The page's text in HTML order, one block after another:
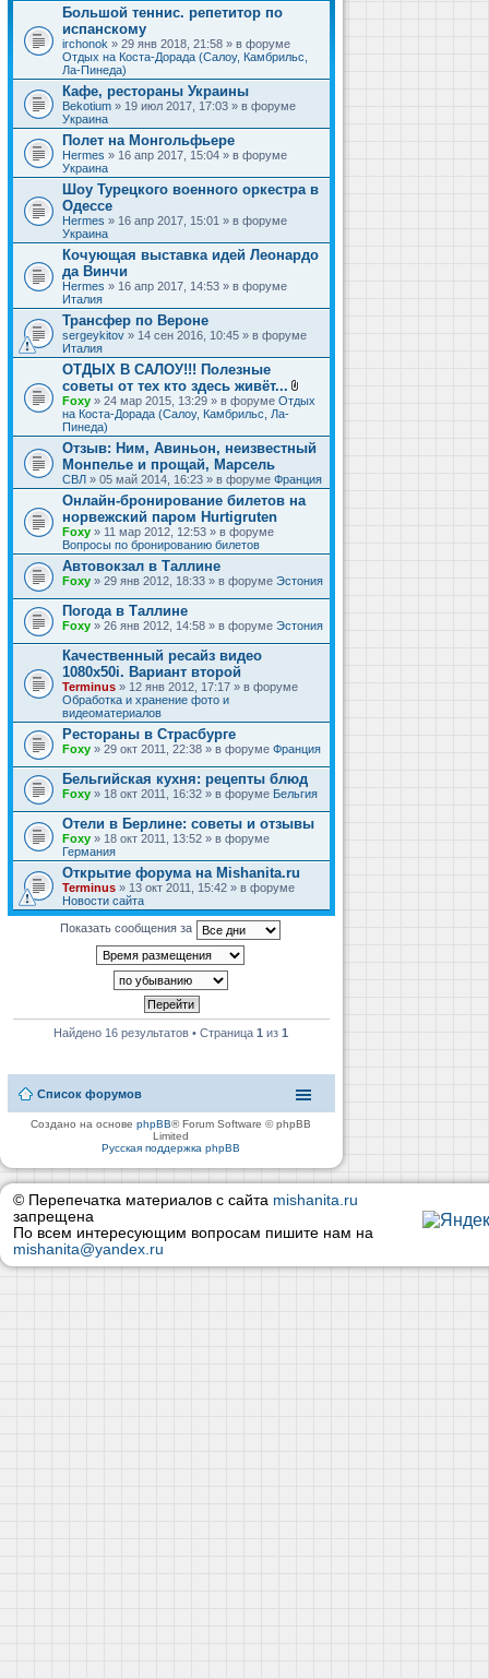
Большой теннис. репетитор по
испанскому
irchonok » 29 янв 2018, 21:58 » в форуме
Отдых на Коста-Дорада (Салоу, Камбрильс,
Ла-Пинеда)
Кафе, рестораны Украины
Bekotium » 19 июл 2017, 17:03 » в форуме
Украина
Полет на Монгольфьере
Hermes » 16 апр 2017, 15:04 » в форуме
Украина
Шоу Турецкого военного оркестра в
Одессе
Hermes » 16 апр 2017, 15:01 » в форуме
Украина
Кочующая выставка идей Леонардо
да Винчи
Hermes » 16 апр 2017, 14:53 » в форуме
Италия
Трансфер по Вероне
sergeykitov » 14 сен 2016, 10:45 » в форуме
Италия
ОТДЫХ В САЛОУ!!! Полезные
советы от тех кто здесь живёт...
В
л
ж
е
и
я
Foxy » 24 мар 2015, 13:29 » в форуме Отдых
на Коста-Дорада (Салоу, Камбрильс, Ла-
Пинеда)
Отзыв: Ним, Авиньон, неизвестный
Монпелье и прощай, Марсель
СВЛ » 05 май 2014, 16:23 » в форуме Франция
Онлайн-бронирование билетов на
норвежский паром Hurtigruten
Foxy » 11 мар 2012, 12:53 » в форуме
Вопросы по бронированию билетов
Автовокзал в Таллине
Foxy » 29 янв 2012, 18:33 » в форуме Эстония
Погода в Таллине
Foxy » 26 янв 2012, 14:58 » в форуме Эстония
Качественный ресайз видео
1080x50i. Вариант второй
Terminus » 12 янв 2012, 17:17 » в форуме
Обработка и хранение фото и
видеоматериалов
Рестораны в Страсбурге
Foxy » 29 окт 2011, 22:38 » в форуме Франция
Бельгийская кухня: рецепты блюд
Foxy » 18 окт 2011, 16:32 » в форуме Бельгия
Отели в Берлине: советы и отзывы
Foxy » 18 окт 2011, 13:52 » в форуме
Германия
Открытие форума на Mishanita.ru
Terminus » 13 окт 2011, 15:42 » в форуме
Новости сайта
Показать сообщения за
Найдено 16 результатов • Страница1 из1
Список форумов
Создано на основеphpBB® Forum Software © phpBB
Limited
Русская поддержка phpBB
© Перепечатка материалов с сайта mishanita.ru
запрещена
По всем интересующим вопросам пишите нам на
mishanita@yandex.ru